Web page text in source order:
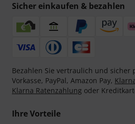
Sicher einkaufen & bezahlen
Bezahlen Sie vertraulich und sicher
Vorkasse, PayPal, Amazon Pay,
Klarna Ratenzahlung oder
Ihre Vorteile